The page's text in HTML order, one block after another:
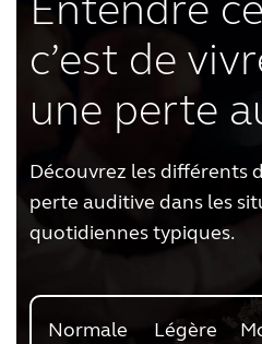
c’est de
une perte
Découvrez les différents
perte auditive dans les
quotidiennes typiques.
Normale Légère